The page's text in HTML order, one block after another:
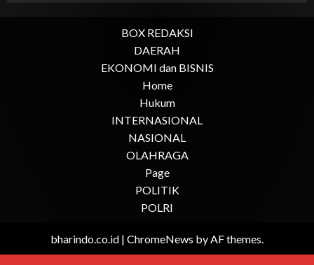
BOX REDAKSI
DAERAH
EKONOMI dan BISNIS
Home
Hukum
INTERNASIONAL
NASIONAL
OLAHRAGA
Page
POLITIK
POLRI
bharindo.co.id | ChromeNews by AF themes.